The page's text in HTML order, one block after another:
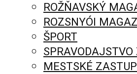
ROŽŇAVSKÝ
ROZSNYÓI
ŠPORT
MESTSKÉ